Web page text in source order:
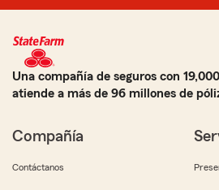
Una compañía de seguros con
atiende a más de 96 millones de
Compañía
Contáctanos